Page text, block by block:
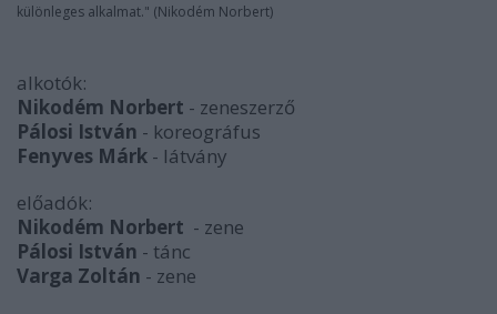
különleges alkalmat." (Nikodém Norbert)
alkotók:
Nikodém Norbert - zeneszerző
Pálosi István - koreográfus
Fenyves Márk - látvány
előadók:
Nikodém Norbert - zene
Pálosi István - tánc
Varga Zoltán - zene